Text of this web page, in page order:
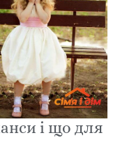
і що для